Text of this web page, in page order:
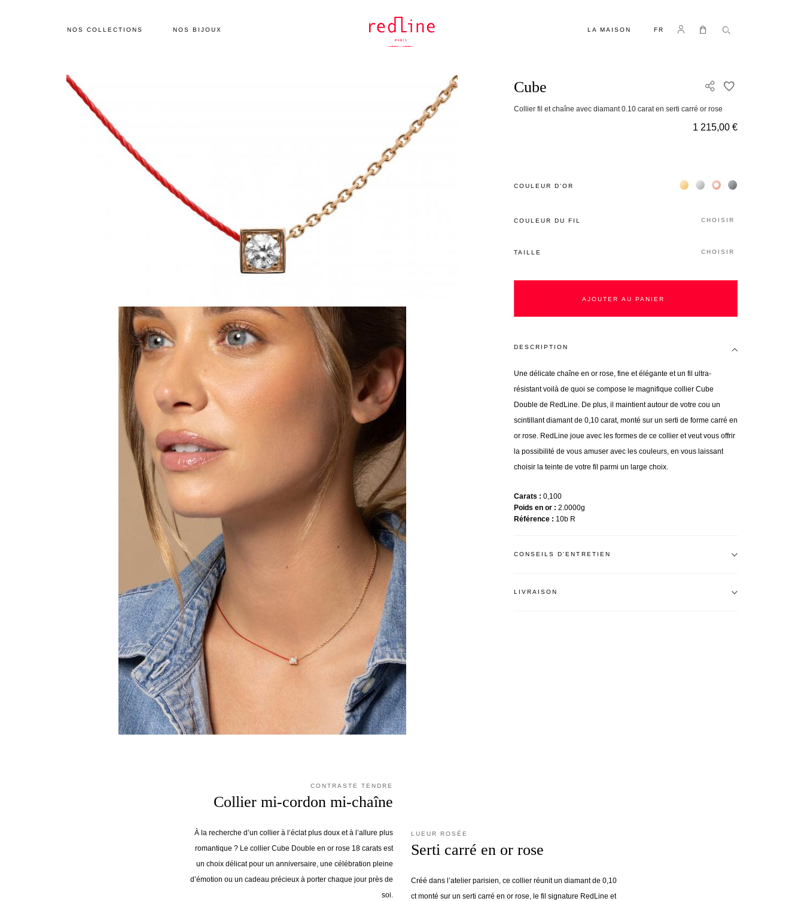
NOS COLLECTIONS NOS BIJOUX LA MAISON FR Se connecter
Mon panier
Cube
Collier fil et chaîne avec diamant 0.10 carat en serti carré or rose
1 215,00 €
COULEUR D’OR Жёлтое золото 18К
Белое золото 18К
Розовое золото 18К
Чёрное золото 18К
COULEUR DU FIL CHOISIR
TAILLE CHOISIR
AJOUTER AU PANIER
DESCRIPTION
Une délicate chaîne en or rose, fine et élégante et un fil ultra-
résistant voilà de quoi se compose le magnifique collier Cube
Double de RedLine. De plus, il maintient autour de votre cou un
scintillant diamant de 0,10 carat, monté sur un serti de forme carré en
or rose. RedLine joue avec les formes de ce collier et veut vous offrir
la possibilité de vous amuser avec les couleurs, en vous laissant
choisir la teinte de votre fil parmi un large choix.
Carats
0,100
Poids en or
2.0000g
Référence
10b R
CONSEILS D'ENTRETIEN
LIVRAISON
CONTRASTE TENDRE
Collier mi-cordon mi-chaîne
À la recherche d’un collier à l’éclat plus doux et à l’allure plus
romantique ? Le collier Cube Double en or rose 18 carats est
un choix délicat pour un anniversaire, une célébration pleine
d’émotion ou un cadeau précieux à porter chaque jour près de
soi.
LUEUR ROSÉE
Serti carré en or rose
Créé dans l’atelier parisien, ce collier réunit un diamant de 0,10
ct monté sur un serti carré en or rose, le fil signature RedLine et